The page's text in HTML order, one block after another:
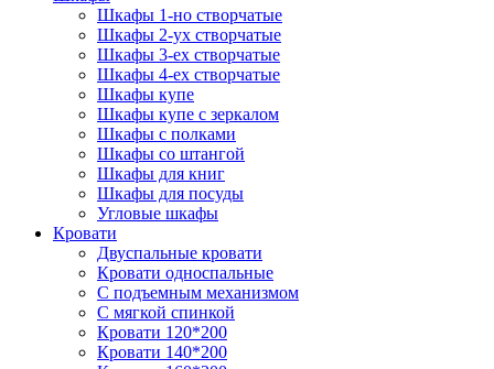
Шкафы 1-но створчатые
Шкафы 2-ух створчатые
Шкафы 3-ех створчатые
Шкафы 4-ех створчатые
Шкафы купе
Шкафы купе с зеркалом
Шкафы с полками
Шкафы со штангой
Шкафы для книг
Шкафы для посуды
Угловые шкафы
Кровати
Двуспальные кровати
Кровати односпальные
С подъемным механизмом
С мягкой спинкой
Кровати 120*200
Кровати 140*200